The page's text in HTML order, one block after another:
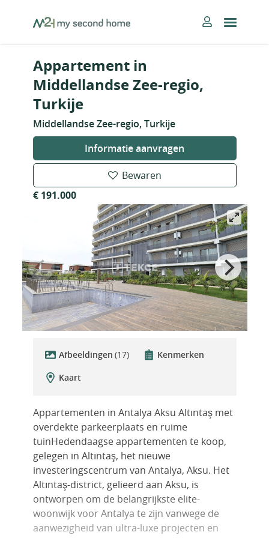
MySecondHome
Appartement in
Middellandse Zee-regio,
Turkije
Middellandse Zee-regio, Turkije
Informatie aanvragen
Bewaren
€ 191.000
Afbeeldingen (17)
Kenmerken
Kaart
Appartementen in Antalya Aksu Altıntaş met
overdekte parkeerplaats en ruime
tuinHedendaagse appartementen te koop,
gelegen in Altıntaş, het nieuwe
investeringscentrum van Antalya, Aksu. Het
Altıntaş-district, gelieerd aan Aksu, is
ontworpen om de belangrijkste elite-
woonwijk voor Antalya te zijn vanwege de
aanwezigheid van ultra-luxe projecten en